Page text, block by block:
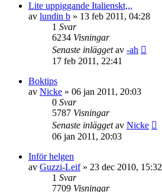
Lite uppiggande Italienskt,,,
av lundin b » 13 feb 2011, 04:28
1 Svar
6234 Visningar
Senaste inläggetav -ah
17 feb 2011, 22:41
Boktips
av Nicke » 06 jan 2011, 20:03
0 Svar
5787 Visningar
Senaste inläggetav Nicke
06 jan 2011, 20:03
Inför helgen
av Guzzi-Leif» 23 dec 2010, 15:32
1 Svar
7709 Visningar